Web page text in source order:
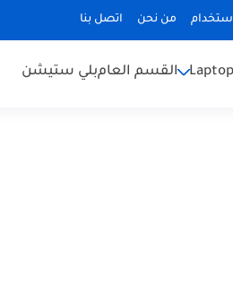
من نحن اتصل بنا
القسم العامبلي ستيشن